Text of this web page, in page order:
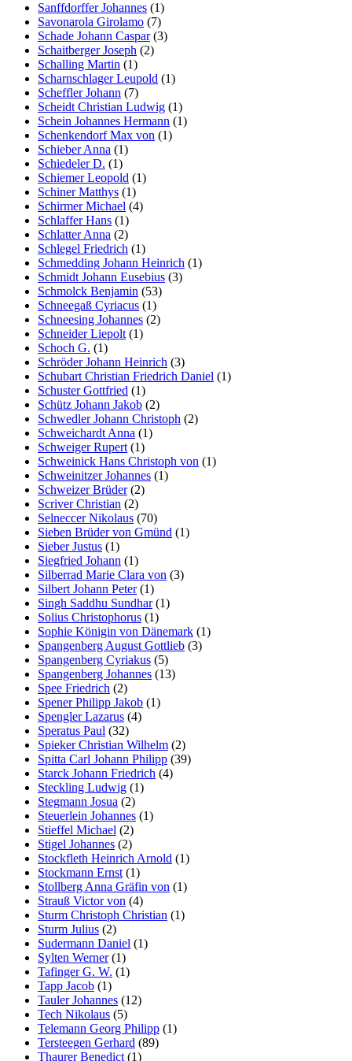
Sanffdorffer Johannes (1)
Savonarola Girolamo (7)
Schade Johann Caspar(3)
Schaitberger Joseph (2)
Schalling Martin (1)
Scharnschlager Leupold (1)
Scheffler Johann (7)
Scheidt Christian Ludwig (1)
Schein Johannes Hermann (1)
Schenkendorf Max von (1)
Schieber Anna (1)
Schiedeler D. (1)
Schiemer Leopold (1)
Schiner Matthys (1)
Schirmer Michael (4)
Schlaffer Hans (1)
Schlatter Anna (2)
Schlegel Friedrich (1)
Schmedding Johann Heinrich (1)
Schmidt Johann Eusebius (3)
Schmolck Benjamin (53)
Schneegaß Cyriacus (1)
Schneesing Johannes (2)
Schneider Liepolt (1)
Schoch G. (1)
Schröder Johann Heinrich (3)
Schubart Christian Friedrich Daniel (1)
Schuster Gottfried (1)
Schütz Johann Jakob (2)
Schwedler Johann Christoph (2)
Schweichardt Anna (1)
Schweiger Rupert (1)
Schweinick Hans Christoph von (1)
Schweinitzer Johannes (1)
Schweizer Brüder(2)
Scriver Christian (2)
Selneccer Nikolaus (70)
Sieben Brüder von Gmünd (1)
Sieber Justus (1)
Siegfried Johann (1)
Silberrad Marie Clara von (3)
Silbert Johann Peter(1)
Singh Saddhu Sundhar(1)
Solius Christophorus (1)
Sophie Königin von Dänemark (1)
Spangenberg August Gottlieb (3)
Spangenberg Cyriakus (5)
Spangenberg Johannes (13)
Spee Friedrich (2)
Spener Philipp Jakob (1)
Spengler Lazarus (4)
Speratus Paul (32)
Spieker Christian Wilhelm (2)
Spitta Carl Johann Philipp (39)
Starck Johann Friedrich (4)
Steckling Ludwig (1)
Stegmann Josua (2)
Steuerlein Johannes (1)
Stieffel Michael (2)
Stigel Johannes (2)
Stockfleth Heinrich Arnold (1)
Stockmann Ernst (1)
Stollberg Anna Gräfin von (1)
Strauß Victor von (4)
Sturm Christoph Christian (1)
Sturm Julius (2)
Sudermann Daniel (1)
Sylten Werner(1)
Tafinger G. W. (1)
Tapp Jacob (1)
Tauler Johannes (12)
Tech Nikolaus (5)
Telemann Georg Philipp (1)
Tersteegen Gerhard (89)
Thaurer Benedict (1)